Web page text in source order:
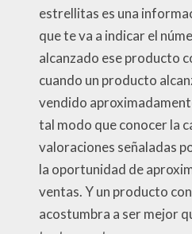
estrellitas es una
que te va a indicar el
alcanzado ese producto
cuando un producto
vendido
tal modo que conocer la
valoraciones señaladas
la oportunidad de
ventas. Y un producto
acostumbra a ser mejor